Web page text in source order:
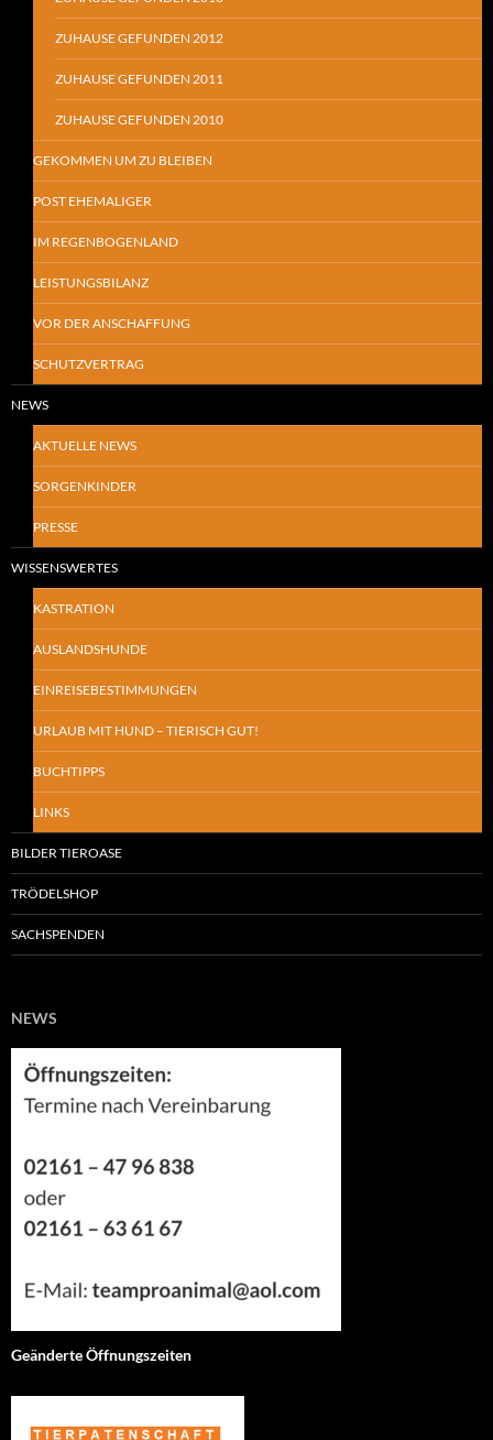
ZUHAUSE GEFUNDEN 2012
ZUHAUSE GEFUNDEN 2011
ZUHAUSE GEFUNDEN 2010
GEKOMMEN UM ZU BLEIBEN
POST EHEMALIGER
IM REGENBOGENLAND
LEISTUNGSBILANZ
VOR DER ANSCHAFFUNG
SCHUTZVERTRAG
NEWS
AKTUELLE NEWS
SORGENKINDER
PRESSE
WISSENSWERTES
KASTRATION
AUSLANDSHUNDE
EINREISEBESTIMMUNGEN
URLAUB MIT HUND – TIERISCH GUT!
BUCHTIPPS
LINKS
BILDER TIEROASE
TRÖDELSHOP
SACHSPENDEN
NEWS
Geänderte Öffnungszeiten